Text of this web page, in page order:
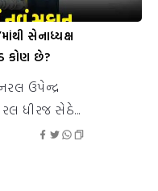
સેનાધ્યક્ષ
કોણ છે?
ઉપેન્દ્ર
ધીરજ સેઠે...